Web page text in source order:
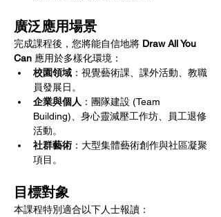
廣泛應用場景
完成課程後，您將能自信地將 Draw All You
Can 應用於多樣化環境：
校園領域 ：視覺藝術課、課外活動、教職
員發展日。
企業與個人 ：團隊建設 (Team
Building)、身心靈減壓工作坊、員工退修
活動。
社群藝術 ：大型集體藝術創作與社區凝聚
項目。
目標對象
本課程特別適合以下人士報讀：